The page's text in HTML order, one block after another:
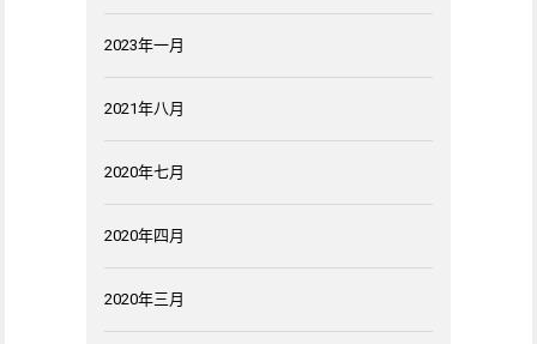
2023年一月
2021年八月
2020年七月
2020年四月
2020年三月